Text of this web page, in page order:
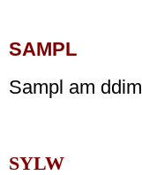
SAMPL
Sampl am ddim
SYLW